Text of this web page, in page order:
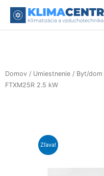
Domov / Umiestnenie / Byt/dom
FTXM25R 2.5 kW
Zľava!